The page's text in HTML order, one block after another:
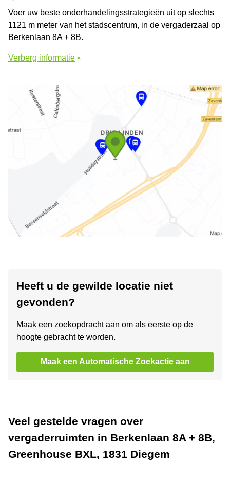
Voer uw beste onderhandelingsstrategieën uit op slechts
1121 m meter van het stadscentrum, in de vergaderzaal op
Berkenlaan 8A + 8B.
Verberg informatie
Heeft u de gewilde locatie niet
gevonden?
Maak een zoekopdracht aan om als eerste op de
hoogte gebracht te worden.
Maak een Automatische Zoekactie aan
Veel gestelde vragen over
vergaderruimten in Berkenlaan 8A + 8B,
Greenhouse BXL, 1831 Diegem